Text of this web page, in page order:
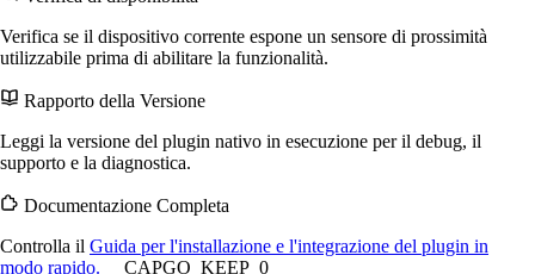
Verifica se il dispositivo corrente espone un sensore di prossimità
utilizzabile prima di abilitare la funzionalità.
Rapporto della Versione
Leggi la versione del plugin nativo in esecuzione per il debug, il
supporto e la diagnostica.
Documentazione Completa
Controlla il Guida per l'installazione e l'integrazione del plugin in
modo rapido. __CAPGO_KEEP_0__